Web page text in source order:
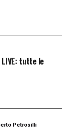
che
NEWS
tutte le
Petrosilli